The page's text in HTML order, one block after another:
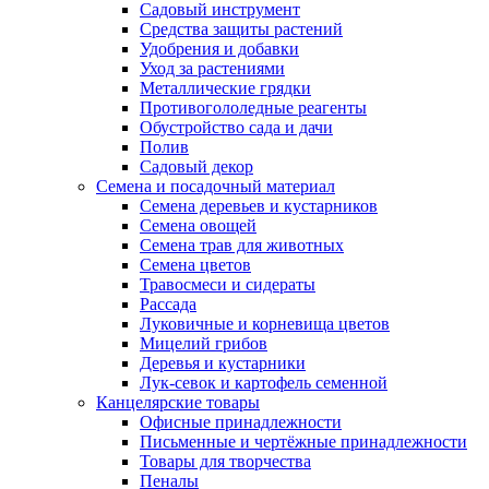
Садовый инструмент
Средства защиты растений
Удобрения и добавки
Уход за растениями
Металлические грядки
Противогололедные реагенты
Обустройство сада и дачи
Полив
Садовый декор
Семена и посадочный материал
Семена деревьев и кустарников
Семена овощей
Семена трав для животных
Семена цветов
Травосмеси и сидераты
Рассада
Луковичные и корневища цветов
Мицелий грибов
Деревья и кустарники
Лук-севок и картофель семенной
Канцелярские товары
Офисные принадлежности
Письменные и чертёжные принадлежности
Товары для творчества
Пеналы